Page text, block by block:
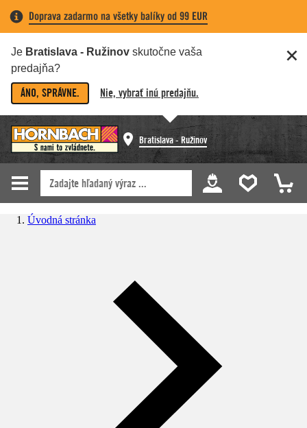
Doprava zadarmo na všetky balíky od 99 EUR
Je Bratislava - Ružinov skutočne vaša
predajňa?
ÁNO, SPRÁVNE. Nie, vybrať inú predajňu.
Bratislava - Ružinov
Úvodná stránka